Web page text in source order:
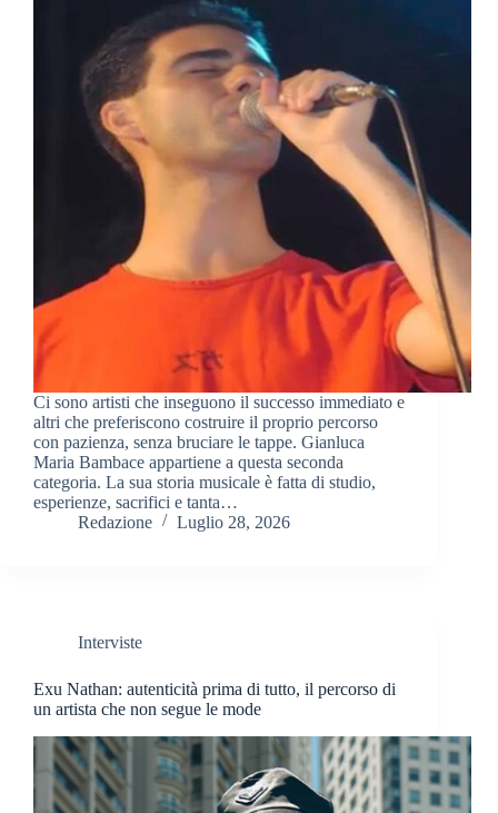
Ci sono artisti che inseguono il successo immediato e
altri che preferiscono costruire il proprio percorso
con pazienza, senza bruciare le tappe. Gianluca
Maria Bambace appartiene a questa seconda
categoria. La sua storia musicale è fatta di studio,
esperienze, sacrifici e tanta…
Redazione
Luglio 28, 2026
Interviste
Exu Nathan: autenticità prima di tutto, il percorso di
un artista che non segue le mode